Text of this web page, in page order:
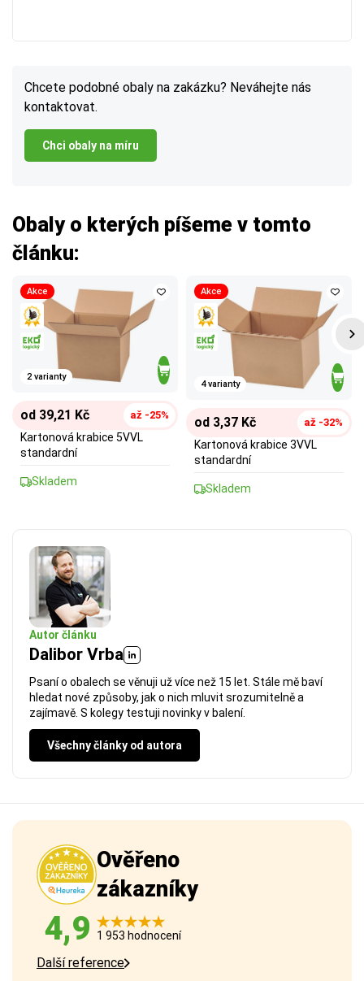
Chcete podobné obaly na zakázku? Neváhejte nás
kontaktovat.
Chci obaly na míru
Obaly o kterých píšeme v tomto
článku:
Akce
2 varianty
od 39,21 Kč až -25%
Kartonová krabice 5VVL
standardní
Skladem
Akce
4 varianty
od 3,37 Kč až -32%
Kartonová krabice 3VVL
standardní
Skladem
Autor článku
Dalibor Vrba
Psaní o obalech se věnuji už více než 15 let. Stále mě baví
hledat nové způsoby, jak o nich mluvit srozumitelně a
zajímavě. S kolegy testuji novinky v balení.
Všechny články od autora
Ověřeno
zákazníky
4,9 1 953 hodnocení
Další reference